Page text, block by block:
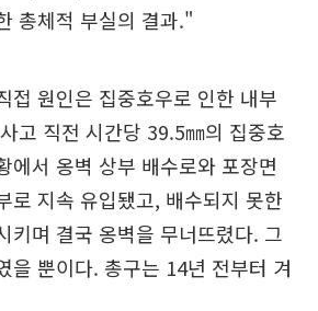
총체적 부실의 결과."
접 원인은 집중호우로 인한 내부
고 직전 시간당 39.5㎜의 집중호
에서 옹벽 상부 배수로와 포장면
로 지속 유입됐고, 배수되지 못한
키며 결국 옹벽을 무너뜨렸다. 그
을 뿐이다. 총구는 14년 전부터 겨